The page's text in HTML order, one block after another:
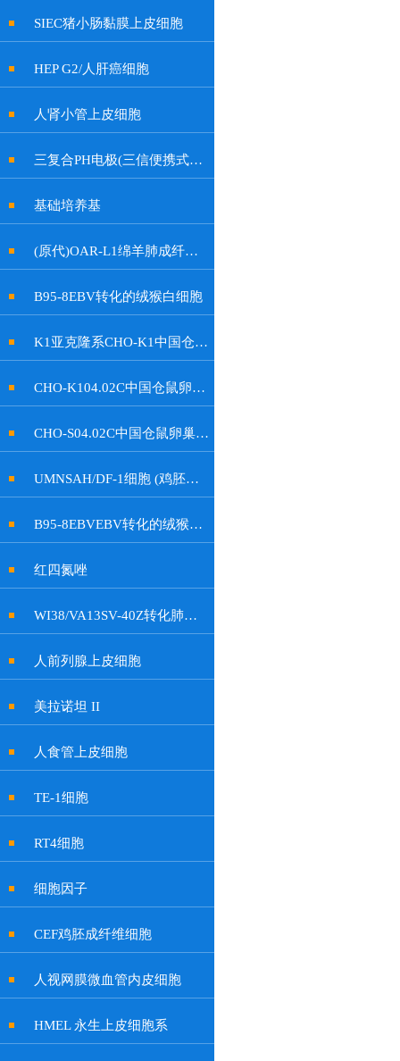
SIEC猪小肠黏膜上皮细胞
HEP G2/人肝癌细胞
人肾小管上皮细胞
三复合PH电极(三信便携式余氯计电极, 特制插口)
基础培养基
(原代)OAR-L1绵羊肺成纤维细胞
B95-8EBV转化的绒猴白细胞
K1亚克隆系CHO-K1中国仓鼠卵巢细胞
CHO-K104.02C中国仓鼠卵巢细胞
CHO-S04.02C中国仓鼠卵巢细胞
UMNSAH/DF-1细胞 (鸡胚成纤维细胞)
B95-8EBVEBV转化的绒猴白细胞
红四氮唑
WI38/VA13SV-40Z转化肺成纤维细胞
人前列腺上皮细胞
美拉诺坦 II
人食管上皮细胞
TE-1细胞
RT4细胞
细胞因子
CEF鸡胚成纤维细胞
人视网膜微血管内皮细胞
HMEL 永生上皮细胞系